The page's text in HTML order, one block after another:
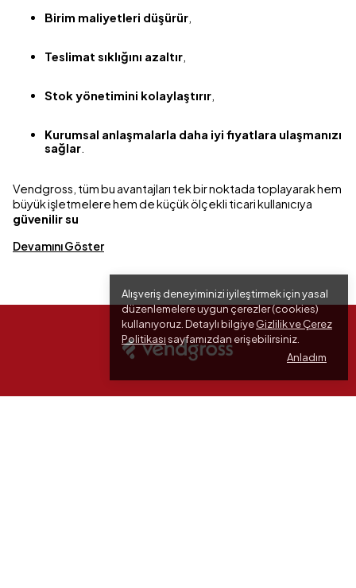
Alışveriş deneyiminizi iyileştirmek için yasal
düzenlemelere uygun çerezler (cookies)
kullanıyoruz. Detaylı bilgiyeGizlilik ve Çerez
Politikasısayfamızdan erişebilirsiniz.
Anladım
Birim maliyetleri düşürür,
Teslimat sıklığını azaltır,
Stok yönetimini kolaylaştırır,
Kurumsal anlaşmalarla daha iyi fiyatlara ulaşmanızı
sağlar.
Vendgross, tüm bu avantajları tek bir noktada toplayarak hem
büyük işletmelere hem de küçük ölçekli ticari kullanıcıya
güvenilir su
Devamını Göster